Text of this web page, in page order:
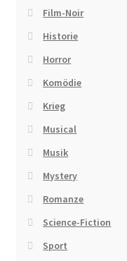
Film-Noir
Historie
Horror
Komödie
Krieg
Musical
Musik
Mystery
Romanze
Science-Fiction
Sport